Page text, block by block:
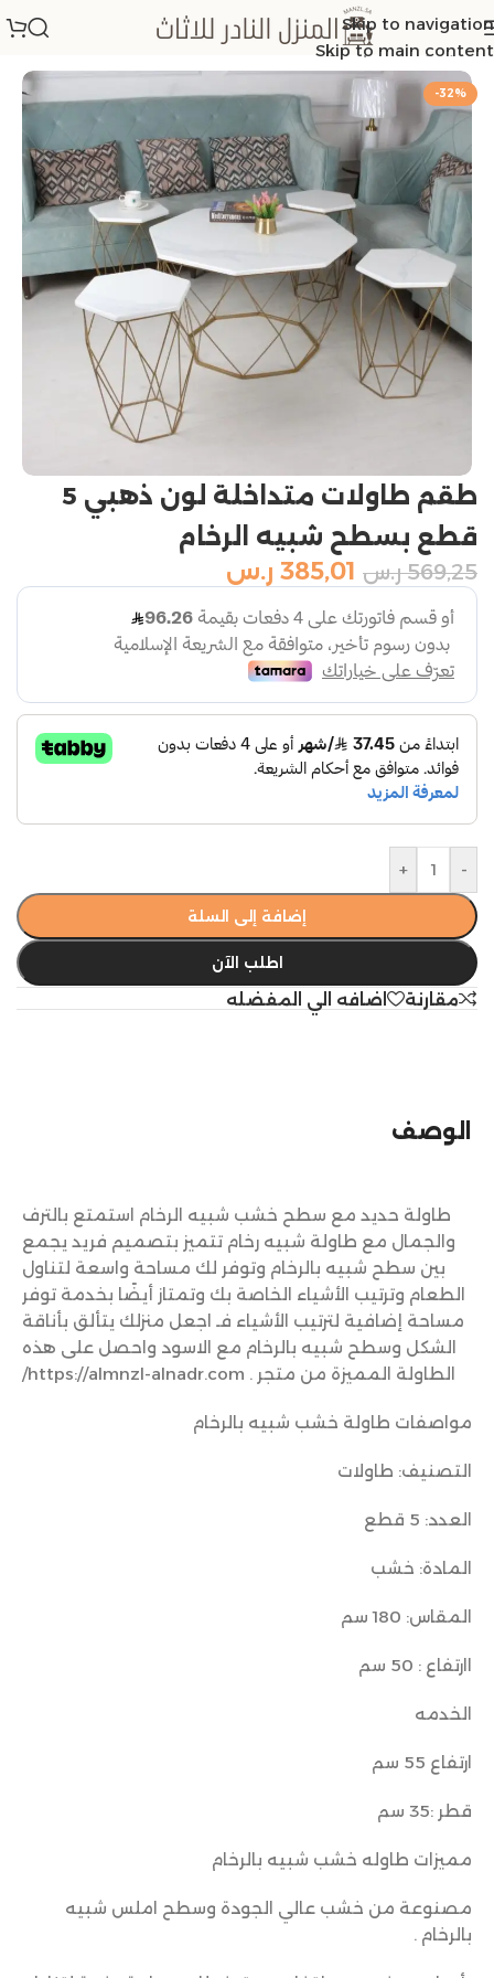
Skip to navigation
Skip to main content
الرئيسية/اطقم طاولات
-32%
طقم طاولات متداخلة لون ذهبي 5
قطع بسطح شبيه الرخام
569,25 ر.س 385,01 ر.س
-
+
إضافة إلى السلة
اطلب الآن
مقارنة اضافه الي المفضله
الوصف
طاولة حديد مع سطح خشب شبيه الرخام استمتع بالترف
والجمال مع طاولة شبيه رخام تتميز بتصميم فريد يجمع
بين سطح شبيه بالرخام وتوفر لك مساحة واسعة لتناول
الطعام وترتيب الأشياء الخاصة بك وتمتاز أيضًا بخدمة توفر
مساحة إضافية لترتيب الأشياء فـ اجعل منزلك يتألق بأناقة
الشكل وسطح شبيه بالرخام مع الاسود واحصل على هذه
الطاولة المميزة من متجر . https://almnzl-alnadr.com/
مواصفات طاولة خشب شبيه بالرخام
التصنيف: طاولات
العدد: 5 قطع
المادة: خشب
المقاس: 180 سم
اارتفاع : 50 سم
الخدمه
ارتفاع 55 سم
قطر :35 سم
مميزات طاوله خشب شبيه بالرخام
مصنوعة من خشب عالي الجودة وسطح املس شبيه
بالرخام .